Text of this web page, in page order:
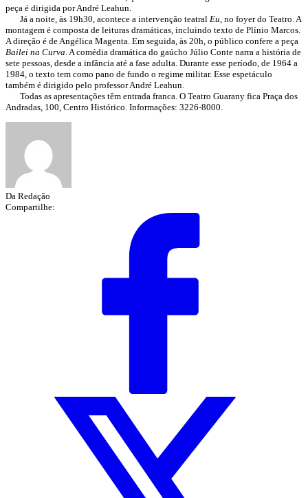
peça é dirigida por André Leahun.
Já a noite, às 19h30, acontece a intervenção teatral Eu , no foyer do Teatro. A
montagem é composta de leituras dramáticas, incluindo texto de Plínio Marcos.
A direção é de Angélica Magenta. Em seguida, às 20h, o público confere a peça
Bailei na Curva . A comédia dramática do gaúcho Júlio Conte narra a história de
sete pessoas, desde a infância até a fase adulta. Durante esse período, de 1964 a
1984, o texto tem como pano de fundo o regime militar. Esse espetáculo
também é dirigido pelo professor André Leahun.
Todas as apresentações têm entrada franca. O Teatro Guarany fica Praça dos
Andradas, 100, Centro Histórico. Informações: 3226-8000.
Da Redação
Compartilhe: